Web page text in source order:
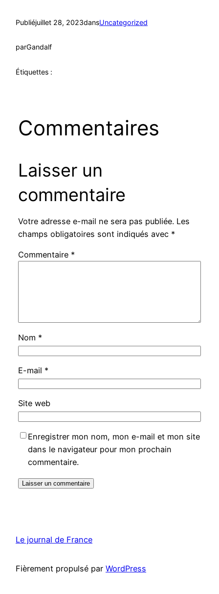
Publiéjuillet 28, 2023dansUncategorized
parGandalf
Étiquettes :
Commentaires
Laisser un
commentaire
Votre adresse e-mail ne sera pas publiée. Les
champs obligatoires sont indiqués avec *
Commentaire *
Nom *
E-mail *
Site web
Enregistrer mon nom, mon e-mail et mon site
dans le navigateur pour mon prochain
commentaire.
Le journal de France
Fièrement propulsé par WordPress